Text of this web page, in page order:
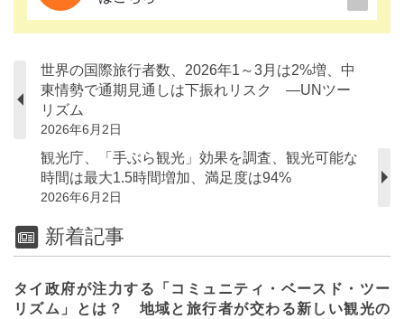
世界の国際旅行者数、2026年1～3月は2%増、中
東情勢で通期見通しは下振れリスク ―UNツー
リズム
2026年6月2日
観光庁、「手ぶら観光」効果を調査、観光可能な
時間は最大1.5時間増加、満足度は94%
2026年6月2日
新着記事
タイ政府が注力する「コミュニティ・ベースド・ツー
リズム」とは？ 地域と旅行者が交わる新しい観光の